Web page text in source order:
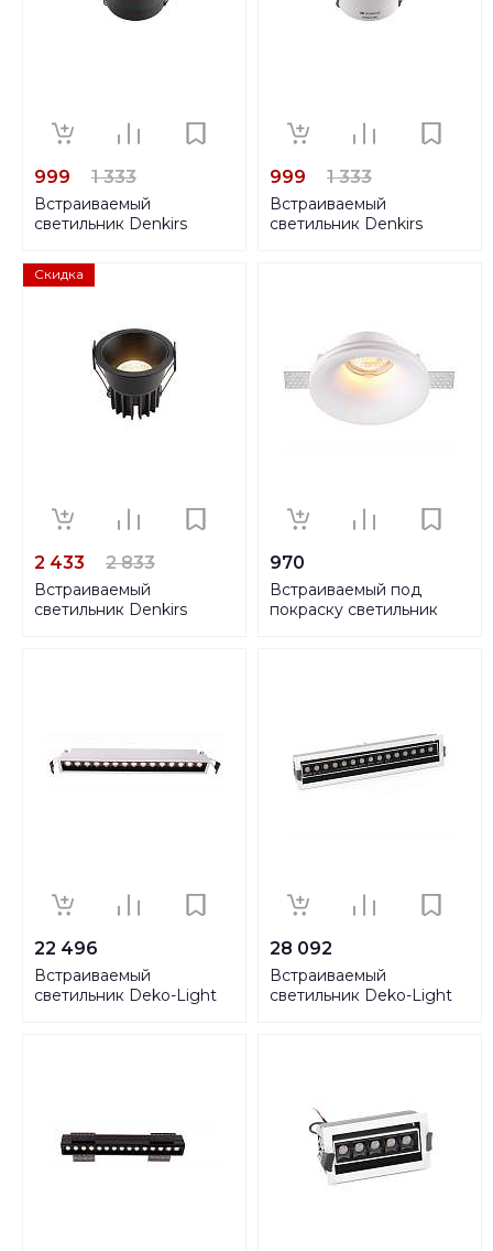
999 1 333
Встраиваемый
светильник Denkirs
999 1 333
Встраиваемый
светильник Denkirs
Скидка
2 433 2 833
Встраиваемый
светильник Denkirs
970
Встраиваемый под
покраску светильник
22 496
Встраиваемый
светильник Deko-Light
28 092
Встраиваемый
светильник Deko-Light